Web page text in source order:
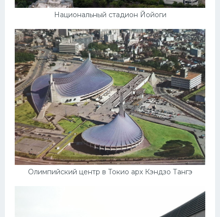
Национальный стадион Йойоги
Олимпийский центр в Токио арх Кэндзо Тангэ